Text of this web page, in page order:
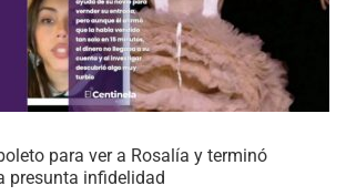
para ver a Rosalía y terminó
presunta infidelidad